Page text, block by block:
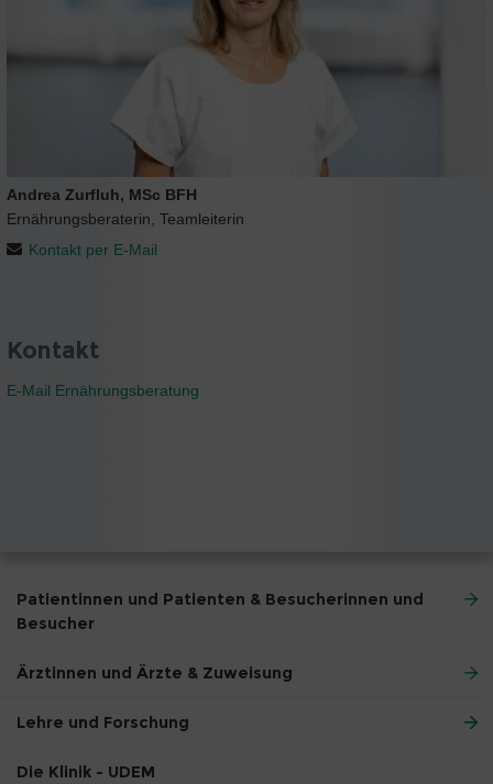
Andrea Zurfluh, MSc BFH
Ernährungsberaterin, Teamleiterin
Kontakt per E-Mail
Kontakt
E-Mail Ernährungsberatung
Patientinnen und Patienten & Besucherinnen und
Besucher
Ärztinnen und Ärzte & Zuweisung
Lehre und Forschung
Die Klinik - UDEM